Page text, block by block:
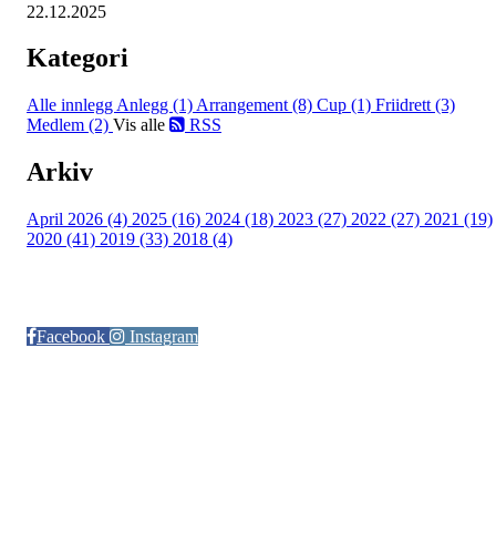
22.12.2025
Kategori
Alle innlegg Anlegg (1) Arrangement (8) Cup (1) Friidrett (3)
Medlem (2) Vis alle RSS
Arkiv
April 2026 (4) 2025 (16) 2024 (18) 2023 (27) 2022 (27) 2021 (19)
2020 (41) 2019 (33) 2018 (4)
Facebook
Instagram